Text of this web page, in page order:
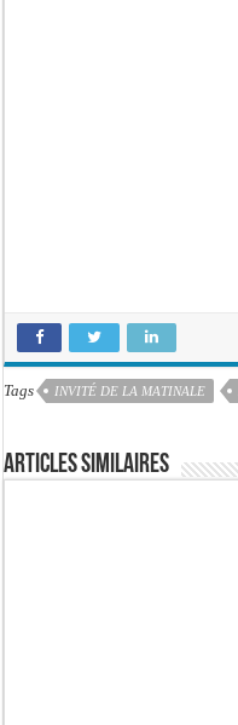
Tags INVITÉ DE LA MATINALE
Articles similaires